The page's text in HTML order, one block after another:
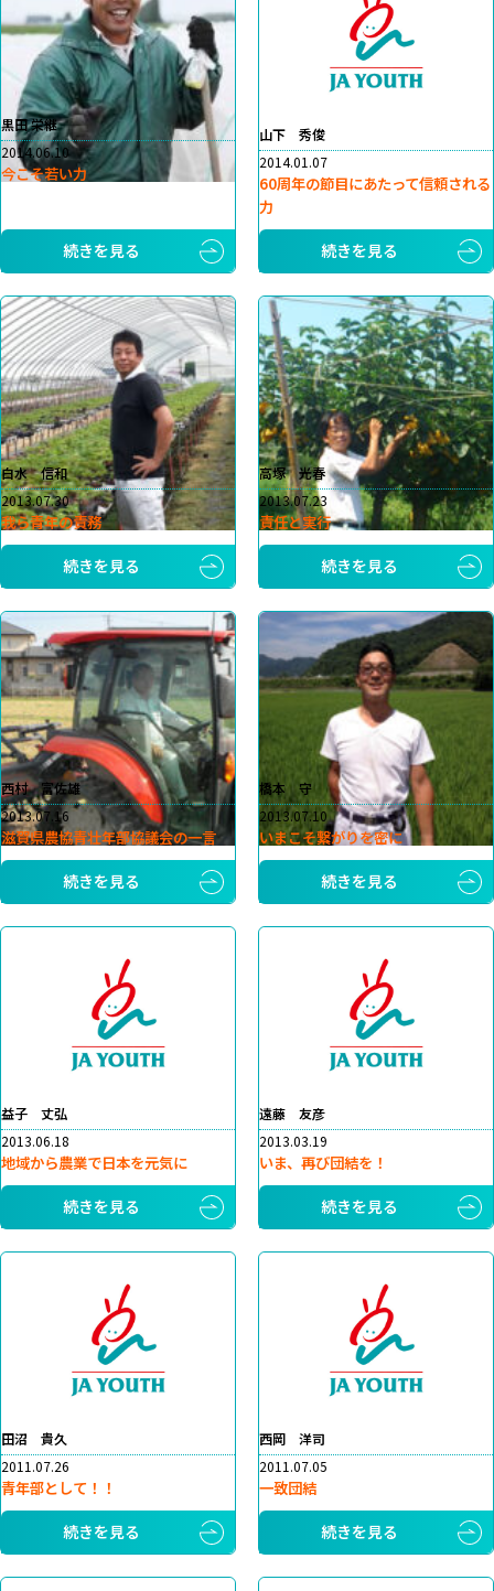
黒田 栄継
2014.06.10
今こそ若い力
続きを見る
山下 秀俊
2014.01.07
60周年の節目にあたって信頼される
力
続きを見る
白水 信和
2013.07.30
我ら青年の責務
続きを見る
高塚 光春
2013.07.23
責任と実行
続きを見る
西村 富佐雄
2013.07.16
滋賀県農協青壮年部協議会の一言
続きを見る
橋本 守
2013.07.10
いまこそ繋がりを密に
続きを見る
益子 丈弘
2013.06.18
地域から農業で日本を元気に
続きを見る
遠藤 友彦
2013.03.19
いま、再び団結を！
続きを見る
田沼 貴久
2011.07.26
青年部として！！
続きを見る
西岡 洋司
2011.07.05
一致団結
続きを見る